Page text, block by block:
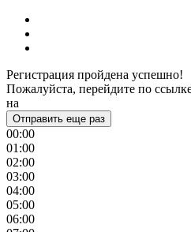
Регистрация пройдена успешно!
Пожалуйста, перейдите по
на
Отправить еще раз
00:00
01:00
02:00
03:00
04:00
05:00
06:00